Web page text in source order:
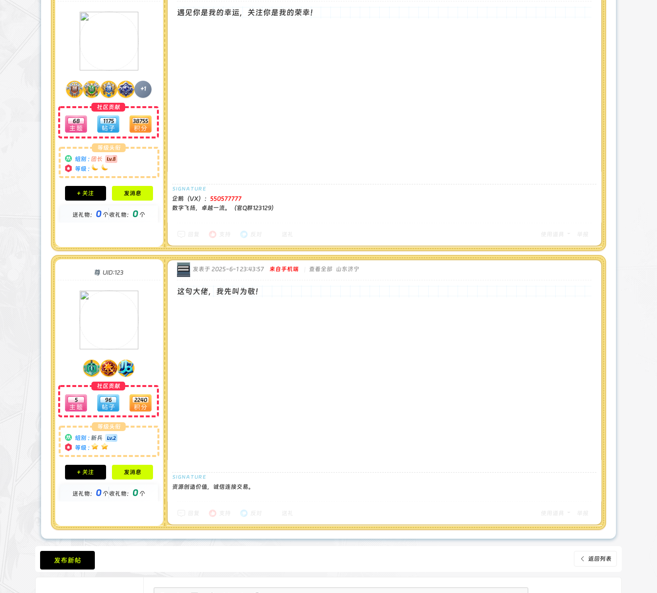
+1
社区贡献
68 1175 38755
等级头衔
组别 : 团长
等级 :
积分成就
钻石 : 1 颗
金币 : 0 枚
+ 关注 发消息
送礼物： 0个收礼物： 0个
遇见你是我的幸运，关注你是我的荣幸！
企鹅（VX）： 550577777
数字飞扬，卓越一流。（官Q群123129）
尊 UID:123
社区贡献
5 96 2240
等级头衔
组别 : 新兵
等级 :
积分成就
钻石 : 0 颗
金币 : 0 枚
+ 关注 发消息
送礼物： 0个收礼物： 0个
发表于 2025-6-1 23:43:57 来自手机端 查看全部 山东济宁
这句大佬，我先叫为敬！
资源创造价值，诚信连接交易。
返回列表
发布新帖